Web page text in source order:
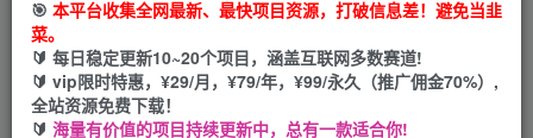
您暂无购买权限，请先开通会员
开通会员
🎯 本平台收集全网最新、最快项目资源，打破信息差！避免当韭
菜。
🔰 每日稳定更新10~20个项目，涵盖互联网多数赛道!
🔰 vip限时特惠，¥29/月，¥79/年，¥99/永久（推广佣金70%）,
全站资源免费下载！
🔰 海量有价值的项目持续更新中，总有一款适合你!